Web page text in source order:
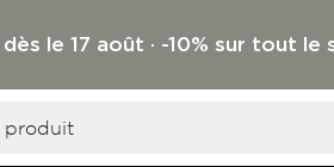
le 17 août · -10% sur tout le